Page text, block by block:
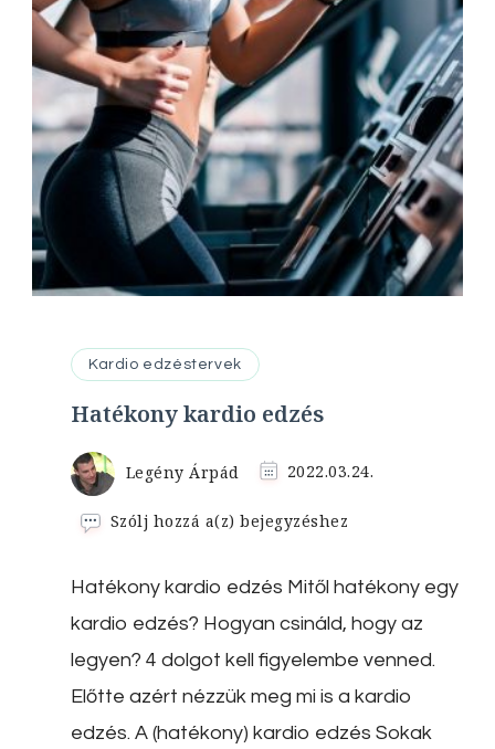
Kardio edzéstervek
Hatékony kardio edzés
Legény Árpád 2022.03.24.
Szólj hozzá a(z)Hatékony
bejegyzéshez
Hatékony kardio edzés Mitől hatékony egy
kardio edzés? Hogyan csináld, hogy az
legyen? 4 dolgot kell figyelembe venned.
Előtte azért nézzük meg mi is a kardio
edzés. A (hatékony) kardio edzés Sokak